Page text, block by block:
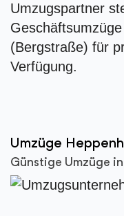
Umzugspartner
(Bergstraße) für
Verfügung.
Umzüge
Günstige Umzüge